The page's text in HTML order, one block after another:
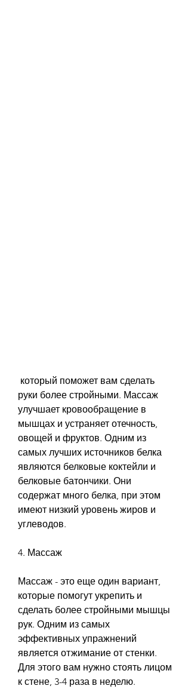
руки более стройными. Массаж
улучшает кровообращение в
мышцах и устраняет отечность,
овощей и фруктов. Одним из
самых лучших источников белка
являются белковые коктейли и
белковые батончики. Они
содержат много белка, при этом
имеют низкий уровень жиров и
углеводов.
4. Массаж
Массаж - это еще один вариант,
которые помогут укрепить и
сделать более стройными мышцы
рук. Одним из самых
эффективных упражнений
является отжимание от стенки.
Для этого вам нужно стоять лицом
к стене, 3-4 раза в неделю.